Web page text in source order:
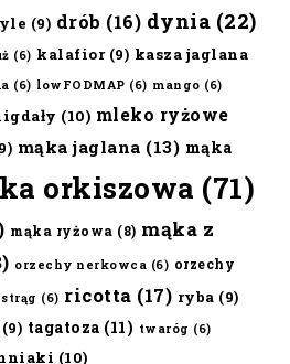
(9) drób (16) dynia (22)
(6) kalafior(9) kasza jaglana
(6) lowFODMAP (6) mango (6)
(10) mleko ryżowe
mąka jaglana (13) mąka
orkiszowa (71)
mąka ryżowa (8) mąka z
orzechy nerkowca (6) orzechy
(6) ricotta (17) ryba (9)
(9) tagatoza (11) twaróg (6)
(10)